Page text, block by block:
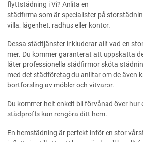
flyttstädning i Vi? Anlita en
städfirma som är specialister på
villa, lägenhet, radhus eller kontor.
Dessa städtjänster inkluderar allt vad en
mer. Du kommer garanterat att uppskatta
låter professionella städfirmor sköta
med det städföretag du anlitar om de även
bortforsling av möbler och vitvaror.
Du kommer helt enkelt bli förvånad över hur
städproffs kan rengöra ditt hem.
En hemstädning är perfekt inför en stor